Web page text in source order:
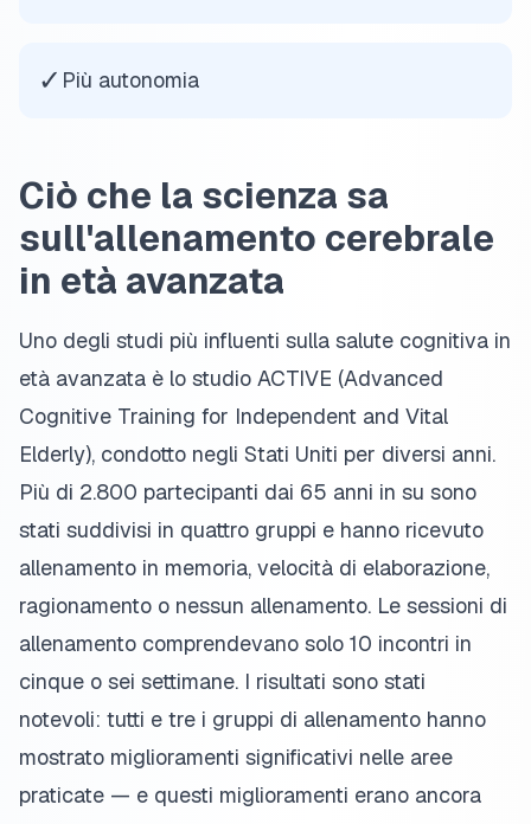
✓ Più autonomia
Ciò che la scienza sa
sull'allenamento cerebrale
in età avanzata
Uno degli studi più influenti sulla salute cognitiva in
età avanzata è lo studio ACTIVE (Advanced
Cognitive Training for Independent and Vital
Elderly), condotto negli Stati Uniti per diversi anni.
Più di 2.800 partecipanti dai 65 anni in su sono
stati suddivisi in quattro gruppi e hanno ricevuto
allenamento in memoria, velocità di elaborazione,
ragionamento o nessun allenamento. Le sessioni di
allenamento comprendevano solo 10 incontri in
cinque o sei settimane. I risultati sono stati
notevoli: tutti e tre i gruppi di allenamento hanno
mostrato miglioramenti significativi nelle aree
praticate — e questi miglioramenti erano ancora